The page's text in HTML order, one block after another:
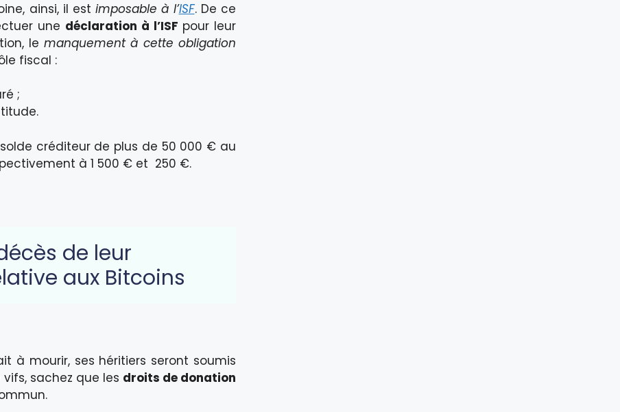
ainsi, il estimposable à l’ISF. De ce
une déclaration à l’ISF pour leur
lemanquement à cette obligation
fiscal :
;
créditeur de plus de 50 000 € au
à 1 500 € et 250 €.
de leur
aux Bitcoins
à mourir, ses héritiers seront soumis
sachez que les droits de donation